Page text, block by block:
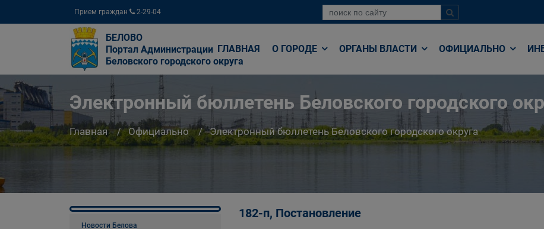
Прием граждан 2-29-04
БЕЛОВО
Портал Администрации
Беловского городского округа
ГЛАВНАЯ О ГОРОДЕ ОРГАНЫ ВЛАСТИ ОФИЦИАЛЬНО
Электронный бюллетень Беловского городского
Главная Официально Электронный бюллетень Беловского городского округа
Новости Белова
182-п, Постановление